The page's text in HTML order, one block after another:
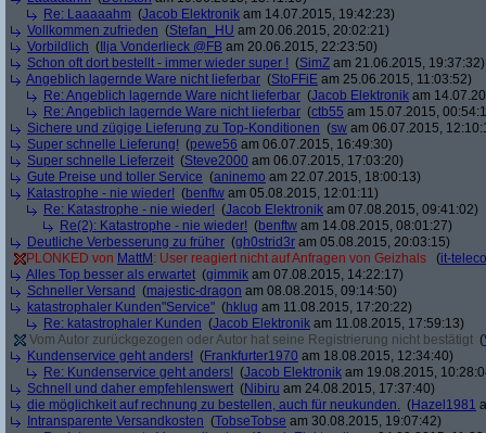
Re: Laaaaahm (Jacob Elektronik am 14.07.2015, 19:42:23)
Vollkommen zufrieden (Stefan_HU am 20.06.2015, 20:02:21)
Vorbildlich ( Ilja Vonderlieck @FB am 20.06.2015, 22:23:50)
Schon oft dort bestellt - immer wieder super ! (SimZ am 21.06.2015, 19:37:32)
Angeblich lagernde Ware nicht lieferbar (StoFFiE am 25.06.2015, 11:03:52)
Re: Angeblich lagernde Ware nicht lieferbar (Jacob Elektronik am
Re: Angeblich lagernde Ware nicht lieferbar (ctb55 am 15.07.2015,
Sichere und zügige Lieferung zu Top-Konditionen (sw am 06.07.2015,
Super schnelle Lieferung! (pewe56 am 06.07.2015, 16:49:30)
Super schnelle Lieferzeit (Steve2000 am 06.07.2015, 17:03:20)
Gute Preise und toller Service (aninemo am 22.07.2015, 18:00:13)
Katastrophe - nie wieder! (benftw am 05.08.2015, 12:01:11)
Re: Katastrophe - nie wieder! (Jacob Elektronik am 07.08.2015, 09:41:02)
Re(2): Katastrophe - nie wieder! (benftw am 14.08.2015, 08:01:27)
Deutliche Verbesserung zu früher (gh0strid3r am 05.08.2015, 20:03:15)
PLONKED von MattM : User reagiert nicht auf Anfragen von Geizhals (it-
Alles Top besser als erwartet (gimmik am 07.08.2015, 14:22:17)
Schneller Versand (majestic-dragon am 08.08.2015, 09:14:50)
katastrophaler Kunden"Service" (hklug am 11.08.2015, 17:20:22)
Re: katastrophaler Kunden (Jacob Elektronik am 11.08.2015, 17:59:13)
Vom Autor zurückgezogen oder Autor hat seine Registrierung nicht bestätigt (
Kundenservice geht anders! (Frankfurter1970 am 18.08.2015, 12:34:40)
Re: Kundenservice geht anders! (Jacob Elektronik am 19.08.2015,
Schnell und daher empfehlenswert (Nibiru am 24.08.2015, 17:37:40)
die möglichkeit auf rechnung zu bestellen, auch für neukunden. (Hazel1981
Intransparente Versandkosten (TobseTobse am 30.08.2015, 19:07:42)